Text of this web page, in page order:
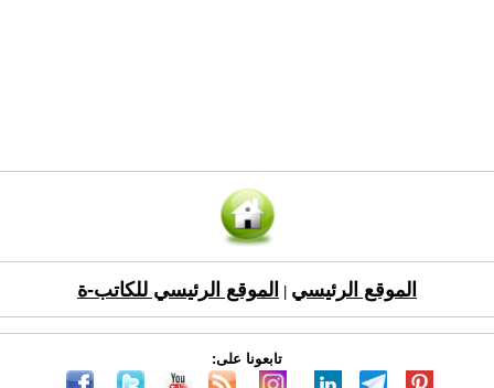
الموقع الرئيسي الموقع الرئيسي للكاتب-ة
تابعونا على: